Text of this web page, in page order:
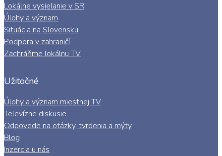
Lokálne vysielanie v SR
Úlohy a význam
Situácia na Slovensku
Podpora v zahraničí
Zachráňme lokálnu TV
Užitočné
Úlohy a význam miestnej TV
Televízne diskusie
Odpovede na otázky, tvrdenia a mýty
Blog
Inzercia u nás